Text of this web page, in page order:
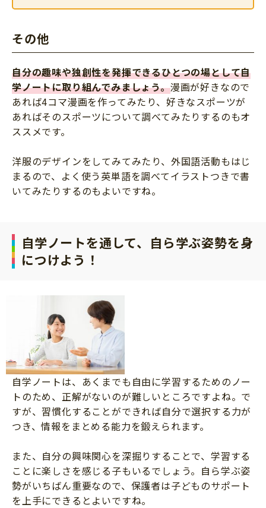
その他
自分の趣味や独創性を発揮できるひとつの場として自
学ノートに取り組んでみましょう。漫画が好きなので
あれば4コマ漫画を作ってみたり、好きなスポーツが
あればそのスポーツについて調べてみたりするのもオ
ススメです。
洋服のデザインをしてみてみたり、外国語活動もはじ
まるので、よく使う英単語を調べてイラストつきで書
いてみたりするのもよいですね。
自学ノートを通して、自ら学ぶ姿勢を身
につけよう！
自学ノートは、あくまでも自由に学習するためのノー
トのため、正解がないのが難しいところですよね。で
すが、習慣化することができれば自分で選択する力が
つき、情報をまとめる能力を鍛えられます。
また、自分の興味関心を深掘りすることで、学習する
ことに楽しさを感じる子もいるでしょう。自ら学ぶ姿
勢がいちばん重要なので、保護者は子どものサポート
を上手にできるとよいですね。